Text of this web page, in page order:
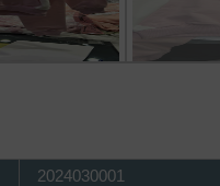
2024030001